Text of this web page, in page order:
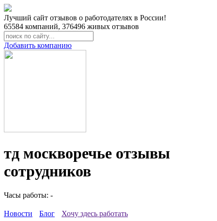
Лучший сайт отзывов о работодателях в России!
65584 компаний, 376496 живых отзывов
Добавить компанию
тд москворечье отзывы
сотрудников
Часы работы: -
Новости Блог Хочу здесь работать